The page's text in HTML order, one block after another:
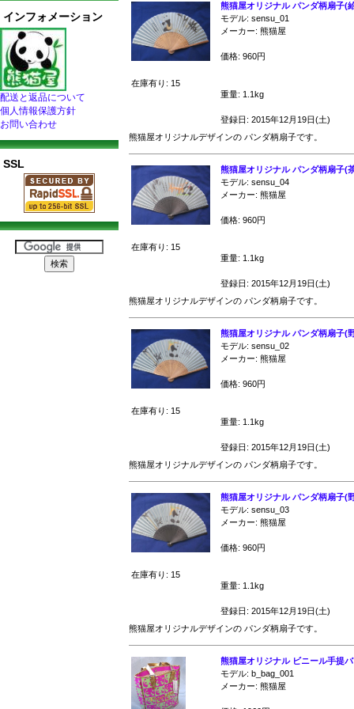
インフォメーション
配送と返品について
個人情報保護方針
お問い合わせ
SSL
在庫有り: 15
熊猫屋オリジナル パンダ柄扇子(
モデル: sensu_01
メーカー: 熊猫屋
価格: 960円
重量: 1.1kg
登録日: 2015年12月19日(土)
熊猫屋オリジナルデザインの パンダ柄扇子です。
在庫有り: 15
熊猫屋オリジナル パンダ柄扇子(
モデル: sensu_04
メーカー: 熊猫屋
価格: 960円
重量: 1.1kg
登録日: 2015年12月19日(土)
熊猫屋オリジナルデザインの パンダ柄扇子です。
在庫有り: 15
熊猫屋オリジナル パンダ柄扇子(
モデル: sensu_02
メーカー: 熊猫屋
価格: 960円
重量: 1.1kg
登録日: 2015年12月19日(土)
熊猫屋オリジナルデザインの パンダ柄扇子です。
在庫有り: 15
熊猫屋オリジナル パンダ柄扇子(
モデル: sensu_03
メーカー: 熊猫屋
価格: 960円
重量: 1.1kg
登録日: 2015年12月19日(土)
熊猫屋オリジナルデザインの パンダ柄扇子です。
熊猫屋オリジナル ビニール手提
モデル: b_bag_001
メーカー: 熊猫屋